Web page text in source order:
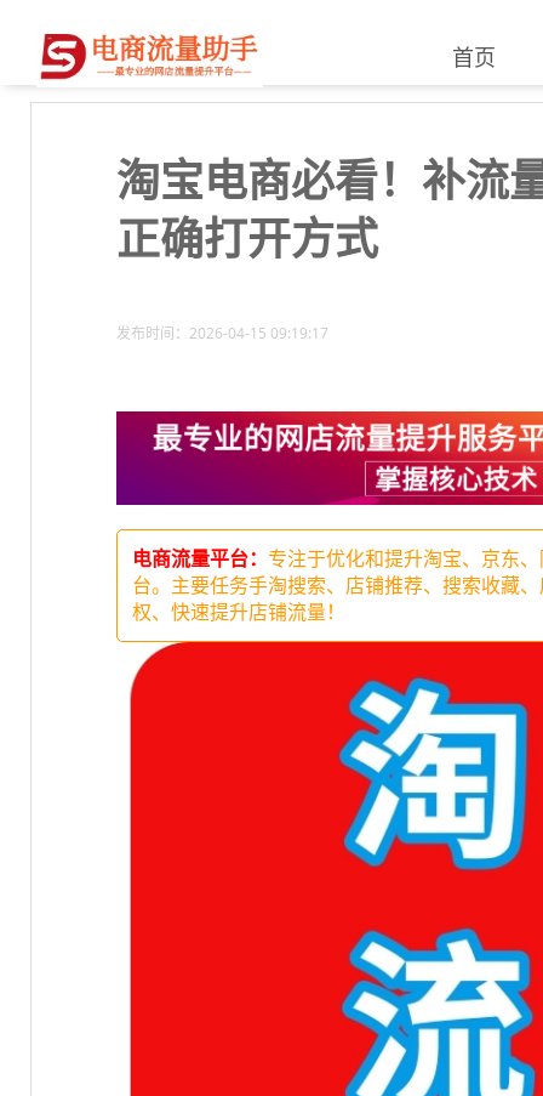
首页
淘宝电商必看！补流
正确打开方式
发布时间：2026-04-15 09:19:17
电商流量平台： 专注于优化和提升淘宝、京东
台。主要任务手淘搜索、店铺推荐、搜索收藏
权、快速提升店铺流量！